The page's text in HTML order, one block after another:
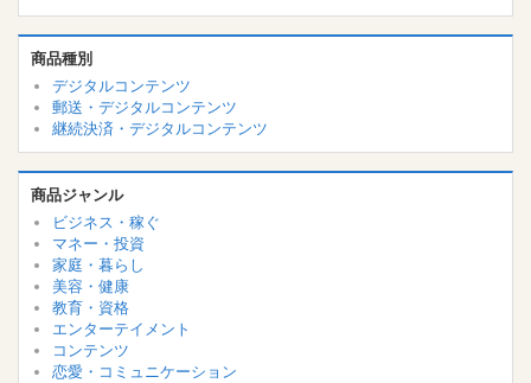
商品種別
デジタルコンテンツ
郵送・デジタルコンテンツ
継続決済・デジタルコンテンツ
商品ジャンル
ビジネス・稼ぐ
マネー・投資
家庭・暮らし
美容・健康
教育・資格
エンターテイメント
コンテンツ
恋愛・コミュニケーション